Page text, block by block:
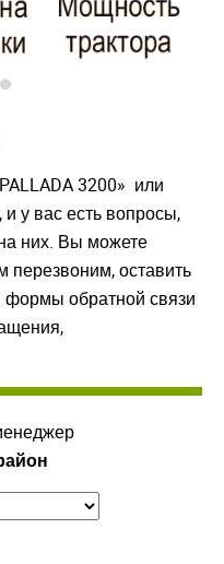
3200» или
и у вас есть вопросы,
них. Вы можете
перезвоним, оставить
обратной связи